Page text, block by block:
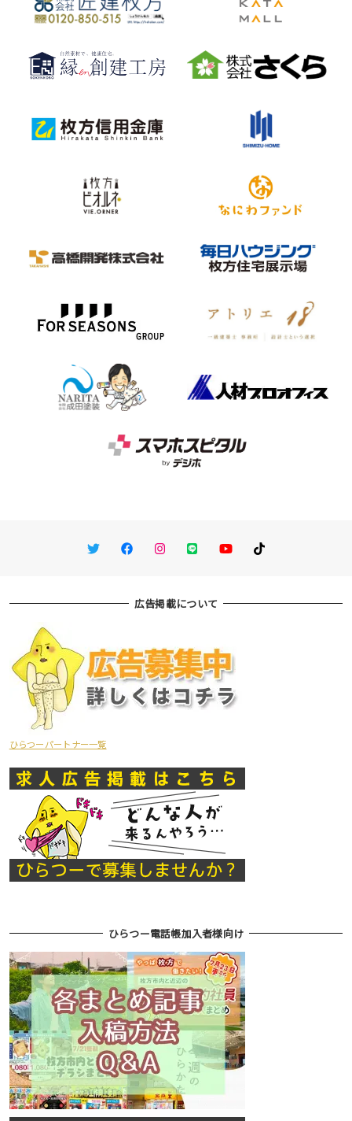
TwitterFacebookInstagram
LINE You TubeTikTok
広告掲載について
ひらつーパートナー一覧
ひらつー電話帳加入者様向け